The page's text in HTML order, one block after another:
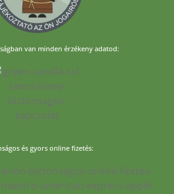
van minden érzékeny adatod:
és gyors online fizetés: